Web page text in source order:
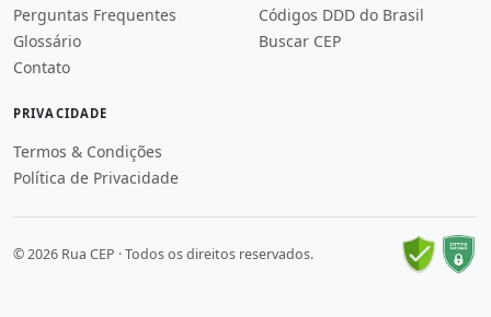
Perguntas Frequentes
Glossário
Contato
Códigos DDD do Brasil
Buscar CEP
PRIVACIDADE
Termos & Condições
Política de Privacidade
© 2026 Rua CEP · Todos os direitos reservados.